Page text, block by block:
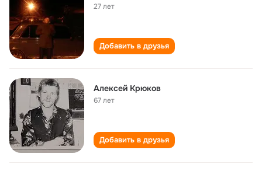
27 лет
Добавить в друзья
Алексей Крюков
67 лет
Добавить в друзья